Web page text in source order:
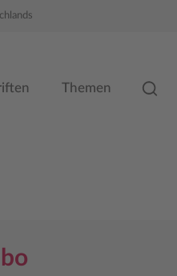
Themen